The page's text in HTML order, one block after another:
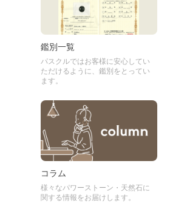
鑑別一覧
パスクルではお客様に安心してい
ただけるように、鑑別をとってい
ます。
コラム
様々なパワーストーン・天然石に
関する情報をお届けします。